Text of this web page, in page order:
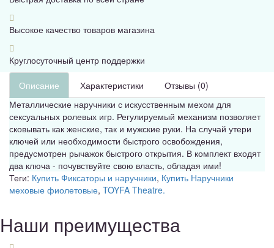
Высокое качество товаров магазина
Круглосуточный центр поддержки
Описание Характеристики
Отзывы (0)
Металлические наручники с искусственным мехом для
сексуальных ролевых игр. Регулируемый механизм позволяет
сковывать как женские, так и мужские руки. На случай утери
ключей или необходимости быстрого освобождения,
предусмотрен рычажок быстрого открытия. В комплект входят
два ключа - почувствуйте свою власть, обладая ими!
Теги: Купить Фиксаторы и наручники, Купить Наручники
меховые фиолетовые, TOYFA Theatre.
Наши преимущества